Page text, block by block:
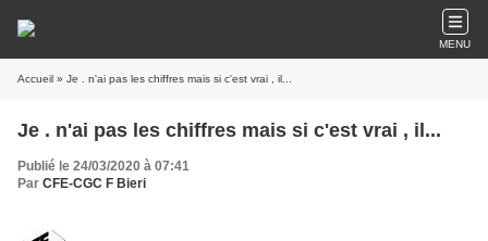
MENU
Accueil » Je . n'ai pas les chiffres mais si c'est vrai , il...
Je . n'ai pas les chiffres mais si c'est vrai , il...
Publié le 24/03/2020 à 07:41
Par CFE-CGC F Bieri